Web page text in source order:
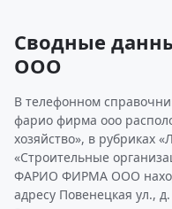
Сводные
ООО
В телефонном
фарио фирма ооо
хозяйство», в рубриках
«Строительные
ФАРИО ФИРМА ООО
адресу Повенецкая ул.,